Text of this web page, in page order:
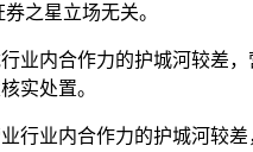
之星立场无关。
内合作力的护城河较差，
实处置。
业内合作力的护城河较差